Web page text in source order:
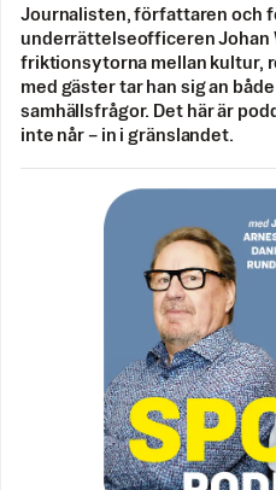
Journalisten, författaren och
underrättelseofficeren
friktionsytorna mellan kultur,
med gäster tar han sig an
samhällsfrågor. Det här är
inte når – in i gränslandet.